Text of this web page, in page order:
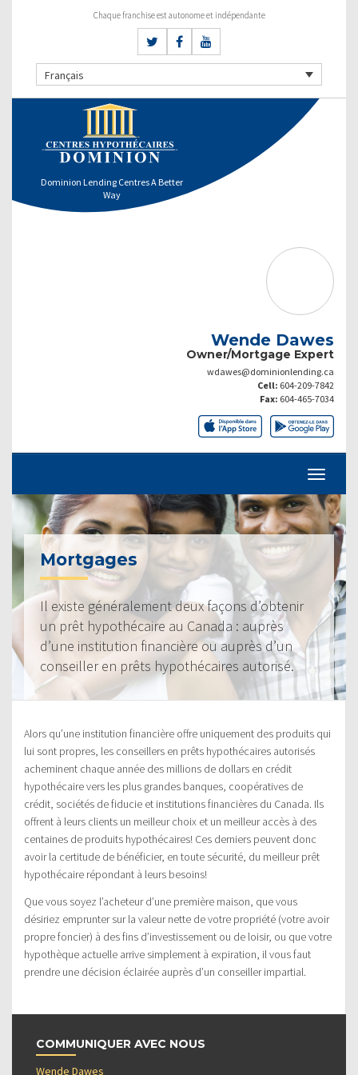
Chaque franchise est autonome et indépendante
Français
Dominion Lending Centres A Better
Way
Wende Dawes
Owner/Mortgage Expert
wdawes@dominionlending.ca
Cell: 604-209-7842
Fax: 604-465-7034
Mortgages
Il existe généralement deux façons d’obtenir
un prêt hypothécaire au Canada : auprès
d’une institution financière ou auprès d’un
conseiller en prêts hypothécaires autorisé.
Alors qu’une institution financière offre uniquement des produits qui
lui sont propres, les conseillers en prêts hypothécaires autorisés
acheminent chaque année des millions de dollars en crédit
hypothécaire vers les plus grandes banques, coopératives de
crédit, sociétés de fiducie et institutions financières du Canada. Ils
offrent à leurs clients un meilleur choix et un meilleur accès à des
centaines de produits hypothécaires! Ces derniers peuvent donc
avoir la certitude de bénéficier, en toute sécurité, du meilleur prêt
hypothécaire répondant à leurs besoins!
Que vous soyez l’acheteur d’une première maison, que vous
désiriez emprunter sur la valeur nette de votre propriété (votre avoir
propre foncier) à des fins d’investissement ou de loisir, ou que votre
hypothèque actuelle arrive simplement à expiration, il vous faut
prendre une décision éclairée auprès d’un conseiller impartial.
COMMUNIQUER AVEC NOUS
Wende Dawes